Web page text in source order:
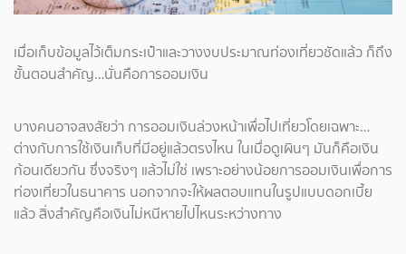
เมื่อเก็บข้อมูลไว้เต็มกระเป๋าและวางงบประมาณท่องเที่ยวชัดแล้ว ก็ถึง
ขั้นตอนสำคัญ…นั่นคือการออมเงิน
บางคนอาจสงสัยว่า การออมเงินล่วงหน้าเพื่อไปเที่ยวโดยเฉพาะ…
ต่างกับการใช้เงินเก็บที่มีอยู่แล้วตรงไหน ในเมื่อดูเผินๆ มันก็คือเงิน
ก้อนเดียวกัน ซึ่งจริงๆ แล้วไม่ใช่ เพราะอย่างน้อยการออมเงินเพื่อการ
ท่องเที่ยวในธนาคาร นอกจากจะให้ผลตอบแทนในรูปแบบดอกเบี้ย
แล้ว สิ่งสำคัญคือเงินไม่หนีหายไปไหนระหว่างทาง